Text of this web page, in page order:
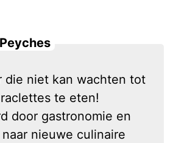
die niet kan wachten tot
te eten!
door gastronomie en
nieuwe culinaire